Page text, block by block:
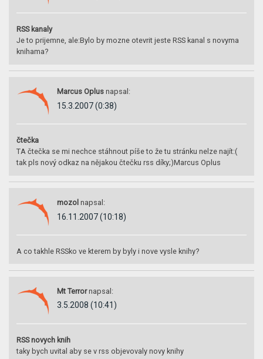
RSS kanaly
Je to prijemne, ale:Bylo by mozne otevrit jeste RSS kanal s novyma
knihama?
Marcus Oplus napsal:
15.3.2007 (0:38)
čtečka
TA čtečka se mi nechce stáhnout píše to že tu stránku nelze najít:(
tak pls nový odkaz na nějakou čtečku rss díky;)Marcus Oplus
mozol napsal:
16.11.2007 (10:18)
A co takhle RSSko ve kterem by byly i nove vysle knihy?
Mt Terror napsal:
3.5.2008 (10:41)
RSS novych knih
taky bych uvital aby se v rss objevovaly novy knihy